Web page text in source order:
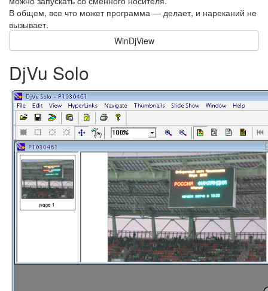
В общем, все что может программа — делает, и нареканий не
вызывает.
WinDjView
DjVu Solo